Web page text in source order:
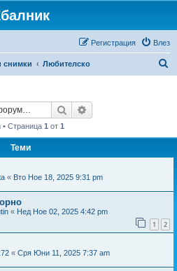
Влез
Регистрация
снимки Любителско
Търсене
• Страница 1 от 1
Теми
« Вто Ное 18, 2025 9:31 pm
« Нед Ное 02, 2025 4:42 pm
1 2
« Сря Юни 11, 2025 7:37 am